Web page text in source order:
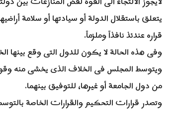
يتعلق باستقلال الدولة أو سيادتها أو سلامة
قراره عندئذ نافذاً وملزماً.
وفى هذه الحالة لا يكون للدول التى وقع بينها
ويتوسط المجلس فى الخلاف الذى يخشى منه
من دول الجامعة أو غيرها، للتوفيق بينهما.
وتصدر قرارات التحكيم والقرارات الخاصة بالتوسط